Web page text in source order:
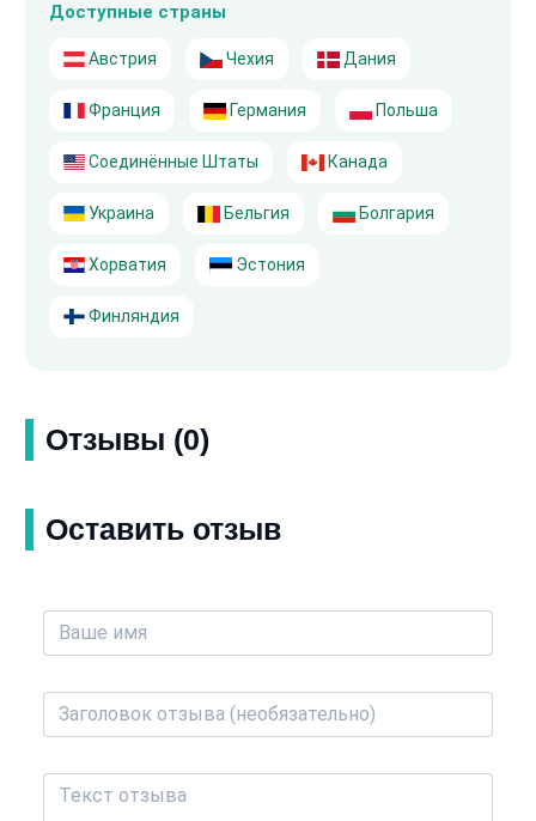
Доступные страны
Австрия Чехия Дания
Франция Германия Польша
Соединённые Штаты Канада
Украина Бельгия Болгария
Хорватия Эстония
Финляндия
Отзывы (0)
Оставить отзыв